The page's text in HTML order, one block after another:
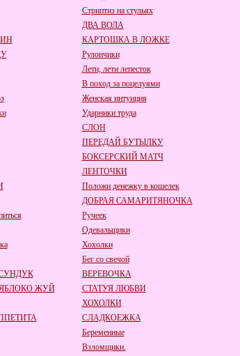
Стриптиз на стульях
ДВА ВОЛА
КАРТОШКА В ЛОЖКЕ
Рулончики
Лети, лети лепесток
В поход за поцелуями
Женская интуиция
Ударники труда
СЛОН
ПЕРЕДАЙ БУТЫЛКУ
БОКСЕРСКИЙ МАТЧ
ЛЕНТОЧКИ
Положи денежку в кошелек
ДОБРАЯ САМАРИТЯНОЧКА
Ручеек
Одевальщики
Хохолки
Бег со свечой
ВЕРЕВОЧКА
ЖУЙ
СТАТУЯ ЛЮБВИ
ХОХОЛКИ
СЛАДКОЕЖКА
Беременные
Взломщики.